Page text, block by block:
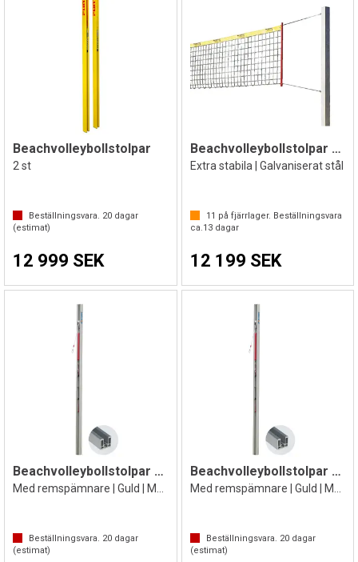
Beachvolleybollstolpar
2 st
Beställningsvara. 20 dagar
(estimat)
12 999 SEK
Beachvolleybollstolpar 15x15x0,3 cm
Extra stabila | Galvaniserat stål
11 på fjärrlager. Beställningsvara
ca.13dagar
12 199 SEK
Beachvolleybollstolpar 2 st
Med remspämnare | Guld | Med markhylsor
Beställningsvara. 20 dagar
(estimat)
Beachvolleybollstolpar 2 st
Med remspämnare | Guld | Med markhylsor
Beställningsvara. 20dagar
(estimat)